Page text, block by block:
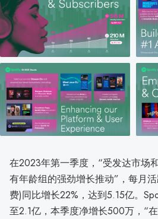
在2023年第一季度，“受发达市场
有年龄组的强劲增长推动”，每月
费)同比增长22%，达到5.15亿。
至2.1亿，本季度净增长500万，“